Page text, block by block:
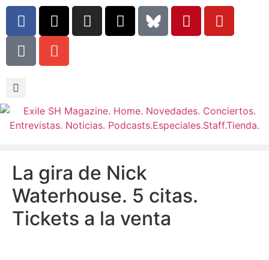
La gira de Nick
Waterhouse. 5 citas.
Tickets a la venta